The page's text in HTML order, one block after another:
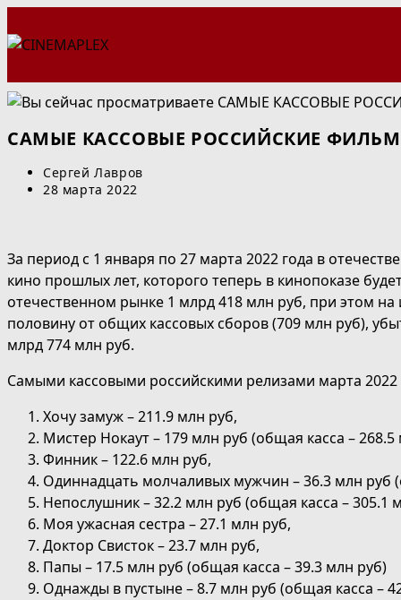
к
САМЫЕ КАССОВЫЕ РОССИЙСКИЕ
Автор
записи:
Сергей Лавров
Запись
28 марта 2022
За период с 1 января по 27 марта 2022 года в
кино прошлых лет, которого теперь в кинопоказе
отечественном рынке 1 млрд 418 млн руб, при этом
половину от общих кассовых сборов (709 млн руб),
млрд 774 млн руб.
Самыми кассовыми российскими релизами марта 2022
Хочу замуж – 211.9 млн руб,
Мистер Нокаут – 179 млн руб (общая касса – 268.5
Финник – 122.6 млн руб,
Одиннадцать молчаливых мужчин – 36.3 млн руб
Непослушник – 32.2 млн руб (общая касса – 305.1
Моя ужасная сестра – 27.1 млн руб,
Доктор Свисток – 23.7 млн руб,
Папы – 17.5 млн руб (общая касса – 39.3 млн руб)
Однажды в пустыне – 8.7 млн руб (общая касса –